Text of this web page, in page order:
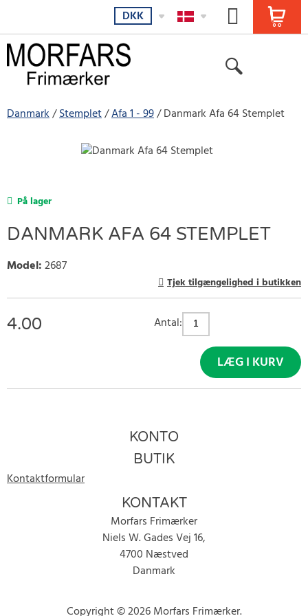
DKK
Danmark Stemplet Afa 1 - 99 Danmark Afa 64 Stemplet
På lager
DANMARK AFA 64 STEMPLET
Model:2687
Tjek tilgængelighed i butikken
4.00 Antal:
LÆG I KURV
KONTO
BUTIK
Kontaktformular
KONTAKT
Morfars Frimærker
Niels W. Gades Vej 16,
4700 Næstved
Danmark
Copyright © 2026 Morfars Frimærker.